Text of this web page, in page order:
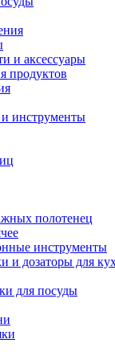
и аксессуары
продуктов
инструменты
полотенец
инструменты
и дозаторы для
для посуды